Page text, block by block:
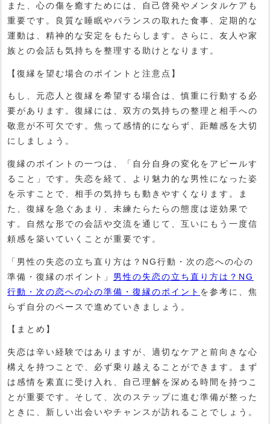
また、心の傷を癒すためには、自己啓発やメンタルケアも
重要です。良質な睡眠やバランスの取れた食事、定期的な
運動は、精神的な安定をもたらします。さらに、友人や家
族との会話も気持ちを整理する助けとなります。
【復縁を望む場合のポイントと注意点】
もし、元恋人と復縁を希望する場合は、慎重に行動する必
要があります。復縁には、双方の気持ちの整理と相手への
敬意が不可欠です。焦って感情的にならず、距離感を大切
にしましょう。
復縁のポイントの一つは、「自分自身の変化をアピールす
ること」です。失恋を経て、より魅力的な男性になった姿
を示すことで、相手の気持ちも動きやすくなります。ま
た、復縁を急ぐあまり、未練たらたらの態度は逆効果で
す。自然な形での会話や交流を通じて、互いにもう一度信
頼感を築いていくことが重要です。
「男性の失恋の立ち直り方は？NG行動・次の恋への心の
準備・復縁のポイント」 男性の失恋の立ち直り方は？NG
行動・次の恋への心の準備・復縁のポイント を参考に、焦
らず自分のペースで進めていきましょう。
【まとめ】
失恋は辛い経験ではありますが、適切なケアと前向きな心
構えを持つことで、必ず乗り越えることができます。まず
は感情を素直に受け入れ、自己理解を深める時間を持つこ
とが重要です。そして、次のステップに進む準備が整った
ときに、新しい出会いやチャンスが訪れることでしょう。